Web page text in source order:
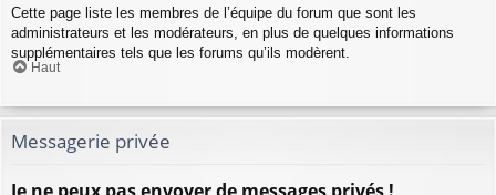
Cette page liste les membres de l’équipe du forum que sont les
administrateurs et les modérateurs, en plus de quelques informations
supplémentaires tels que les forums qu’ils modèrent.
Haut
Messagerie privée